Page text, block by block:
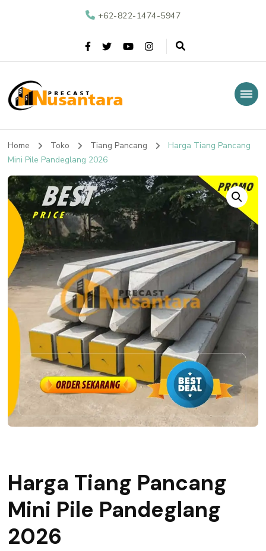
+62-822-1474-5947
Nusantara Precast
Home Toko Tiang Pancang
Harga Tiang Pancang
Mini Pile Pandeglang 2026
Harga Tiang Pancang
Mini Pile Pandeglang
2026